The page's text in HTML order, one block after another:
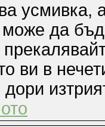
усмивка,
да
ви в